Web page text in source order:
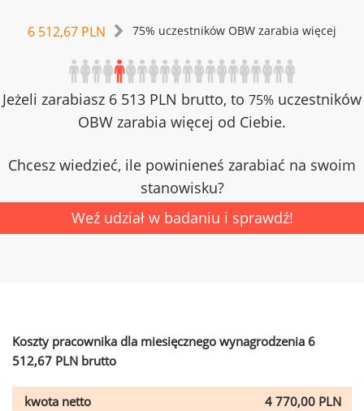
6 512,67 PLN 75% uczestników OBW zarabia więcej
Jeżeli zarabiasz 6 513 PLN brutto, to 75% uczestników
OBW zarabia więcej od Ciebie.
Chcesz wiedzieć, ile powinieneś zarabiać na swoim
stanowisku?
Weź udział w badaniu i sprawdź!
Koszty pracownika dla miesięcznego wynagrodzenia 6
512,67 PLN brutto
kwota netto
4 770,00 PLN